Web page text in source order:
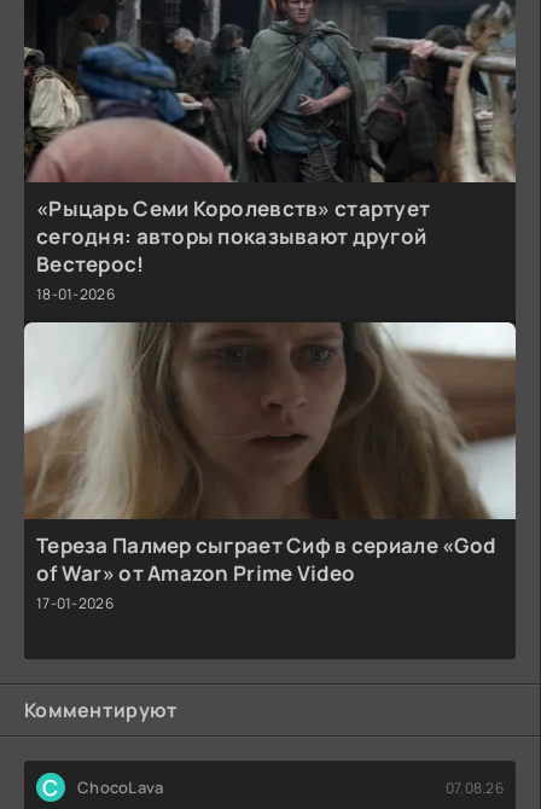
«Рыцарь Семи Королевств» стартует
сегодня: авторы показывают другой
Вестерос!
18-01-2026
Тереза Палмер сыграет Сиф в сериале «God
of War» от Amazon Prime Video
17-01-2026
Комментируют
C ChocoLava 07.08.26